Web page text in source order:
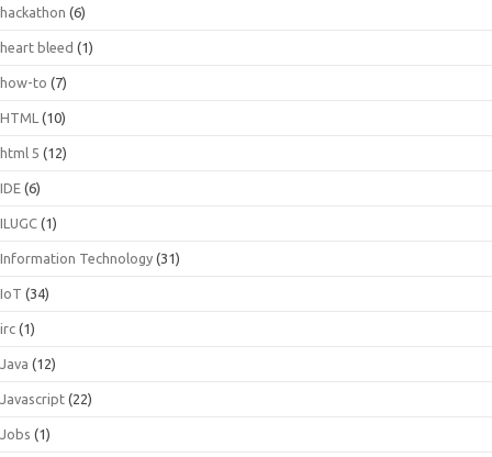
hackathon (6)
heart bleed (1)
how-to (7)
HTML (10)
html 5 (12)
IDE (6)
ILUGC (1)
Information Technology (31)
IoT (34)
irc (1)
Java (12)
Javascript (22)
Jobs (1)